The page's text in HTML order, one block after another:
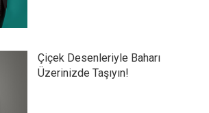
Çiçek Desenleriyle Baharı
Üzerinizde Taşıyın!